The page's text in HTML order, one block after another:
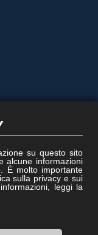
su questo sito
alcune informazioni
. È molto importante
sulla privacy e sui
leggi la